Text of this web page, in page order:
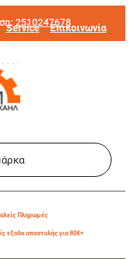
2510247678
Service Επικοινωνία
Πληρωμές
εξοδα αποστολής για 80€+